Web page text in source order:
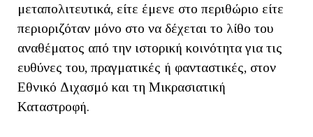
μεταπολιτευτικά, είτε έμενε στο περιθώριο είτε
περιοριζόταν μόνο στο να δέχεται το λίθο του
αναθέματος από την ιστορική κοινότητα για τις
ευθύνες του, πραγματικές ή φανταστικές, στον
Εθνικό Διχασμό και τη Μικρασιατική
Καταστροφή.